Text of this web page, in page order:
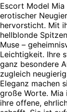
Escort Model
erotischer
hervorsticht. Mit
hellblonde
Muse –
Leichtigkeit. Ihre
ganz besondere
zugleich
Eleganz machen
große Worte. Mia
ihre offene,